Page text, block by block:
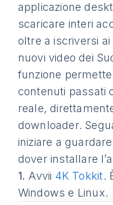
applicazione
scaricare interi
oltre a iscriversi
nuovi video dei
funzione
contenuti passati
reale,
downloader.
iniziare a
dover installare
1. Avvii 4K Tokkit.
Windows e Linux.